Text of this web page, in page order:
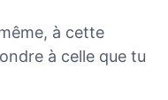
à cette
à celle que tu